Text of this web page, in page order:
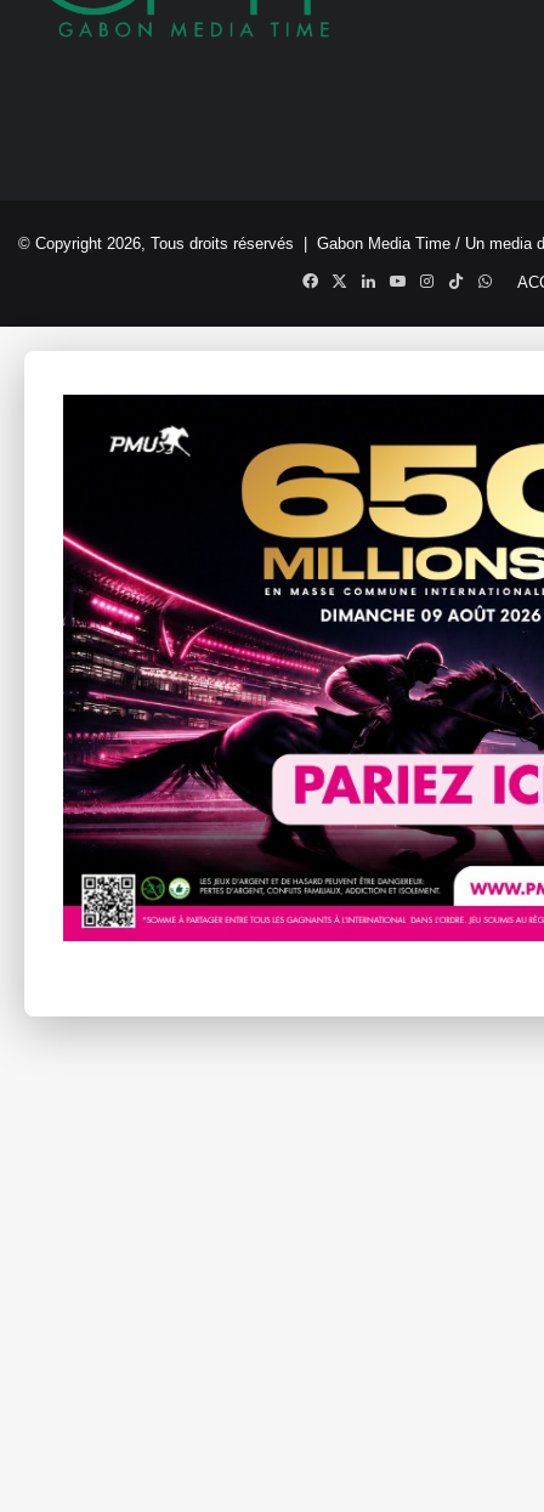
© Copyright 2026, Tous droits réservés | Gabon Media Time / Un media
Facebook
X LinkedinYouTubeInstagram
TikTok